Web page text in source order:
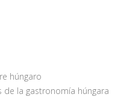
húngaro
la gastronomía húngara